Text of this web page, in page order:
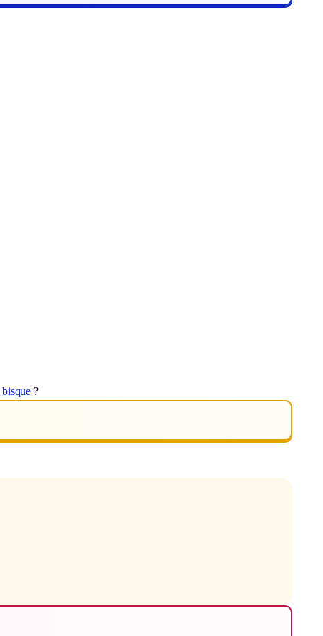
bisque ?